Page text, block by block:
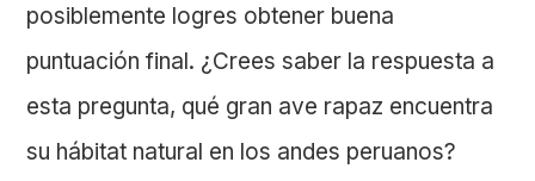
posiblemente logres obtener buena
puntuación final. ¿Crees saber la respuesta a
esta pregunta, qué gran ave rapaz encuentra
su hábitat natural en los andes peruanos?